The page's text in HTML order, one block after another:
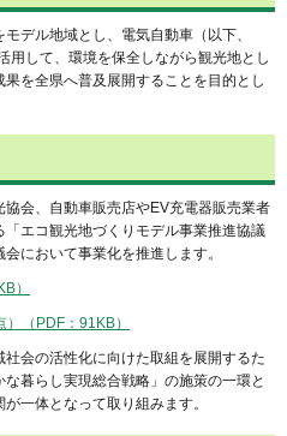
デル地域とし、電気自動車（以下、
用して、環境を保全しながら観光地とし
を全県へ普及展開することを目的とし
会、自動車販売店やEV充電器販売業者
エコ観光地づくりモデル事業推進協議
において事業化を推進します。
）
（PDF：91KB）
会の活性化に向けた取組を展開するた
暮らし実現総合戦略」の施策の一環と
一体となって取り組みます。